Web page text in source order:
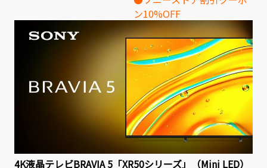
ン10%OFF
4K液晶テレビBRAVIA 5「XR50シリーズ」（Mini LED）